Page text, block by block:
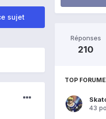
sujet
Réponses
210
TOP
43